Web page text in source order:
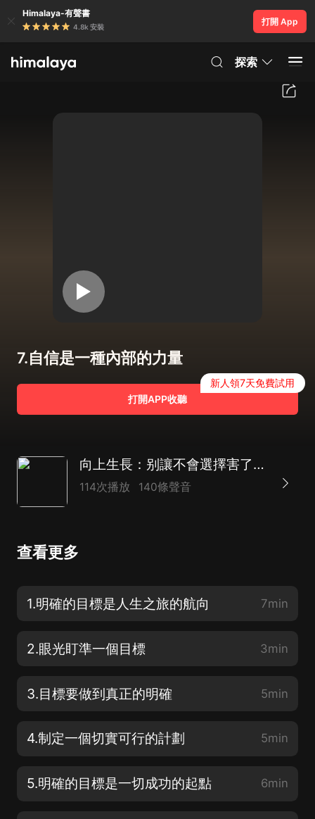
Himalaya-有聲書
4.8k 安裝
打開 App
探索
7.自信是一種內部的力量
打開APP收聽
新人領7天免費試用
向上生長：别讓不會選擇害了你|精準選擇，抓住機遇
114次播放 140條聲音
查看更多
1.明確的目標是人生之旅的航向 7min
2.眼光盯準一個目標 3min
3.目標要做到真正的明確 5min
4.制定一個切實可行的計劃 5min
5.明確的目標是一切成功的起點 6min